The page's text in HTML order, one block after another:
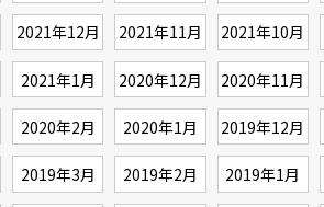
2021年12月 2021年11月 2021年10月
2021年1月 2020年12月 2020年11月
2020年2月 2020年1月 2019年12月
2019年3月 2019年2月 2019年1月